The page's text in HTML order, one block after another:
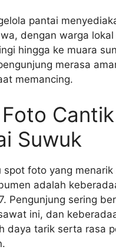
pantai
dengan warga
hingga ke muara
merasa
memancing.
Suwuk
spot foto yang menarik
adalah
Pengunjung sering
ini, dan
daya tarik serta rasa